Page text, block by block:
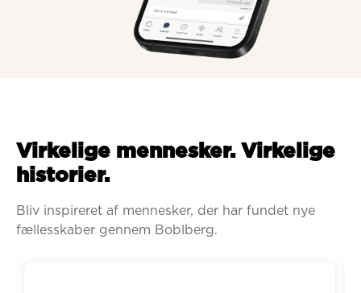
Virkelige mennesker. Virkelige
historier.
Bliv inspireret af mennesker, der har fundet nye
fællesskaber gennem Boblberg.